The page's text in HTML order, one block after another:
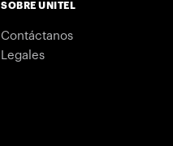
SOBRE UNITEL
Contáctanos
Legales